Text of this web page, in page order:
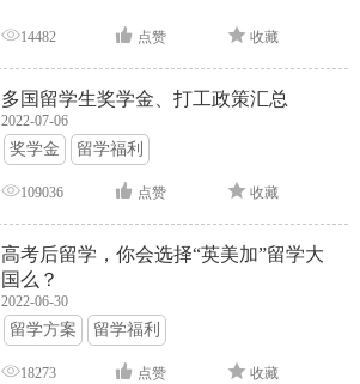
14482 点赞 收藏
多国留学生奖学金、打工政策汇总
2022-07-06
奖学金 留学福利
109036 点赞 收藏
高考后留学，你会选择“英美加”留学大
国么？
2022-06-30
留学方案 留学福利
18273 点赞 收藏